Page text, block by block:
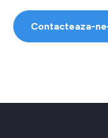
Contacteaza-ne